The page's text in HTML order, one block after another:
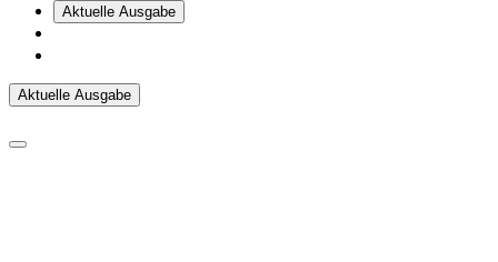
Aktuelle Ausgabe
Aktuelle Ausgabe